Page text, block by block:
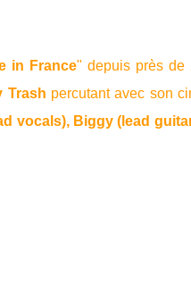
in France" depuis près de
Trash percutant avec son
vocals), Biggy (lead